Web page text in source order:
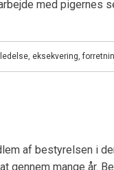
med pigernes
, eksekvering,
af bestyrelsen i
gennem mange år.